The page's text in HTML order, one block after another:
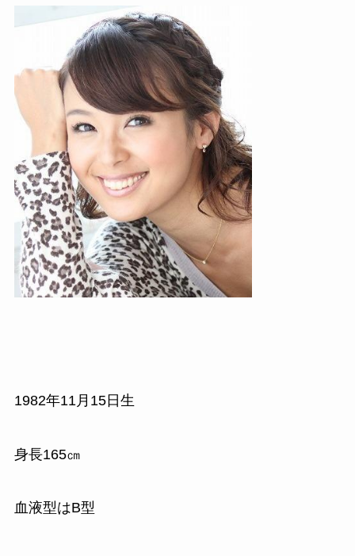
1982年11 月 15日生
身長165㎝
血液型はB型